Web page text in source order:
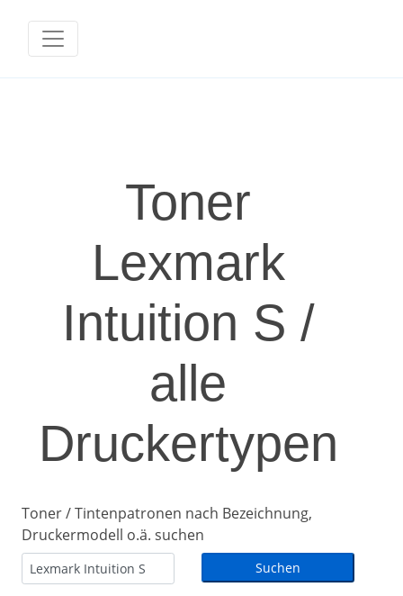
Toner
Lexmark
Intuition S /
alle
Druckertypen
Toner / Tintenpatronen nach Bezeichnung,
Druckermodell o.ä. suchen